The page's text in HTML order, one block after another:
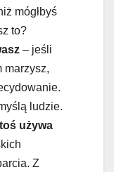
mógłbyś
to?
– jeśli
marzysz,
ludzie.
używa
Z